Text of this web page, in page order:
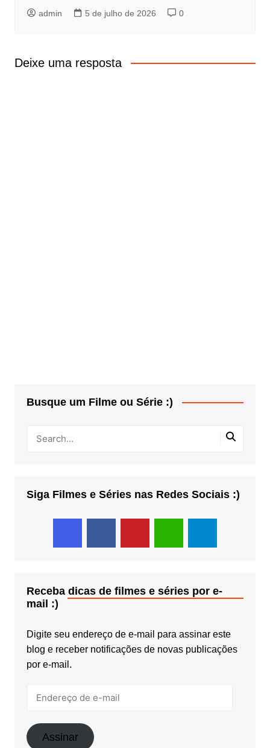
admin 5 de julho de 2026 0
Deixe uma resposta
Busque um Filme ou Série :)
Siga Filmes e Séries nas Redes Sociais :)
Receba dicas de filmes e séries por e-
mail :)
Digite seu endereço de e-mail para assinar este
blog e receber notificações de novas publicações
por e-mail.
mail Assinar